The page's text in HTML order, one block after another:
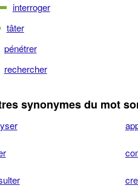
interroger
tâter
pénétrer
rechercher
synonymes du mot